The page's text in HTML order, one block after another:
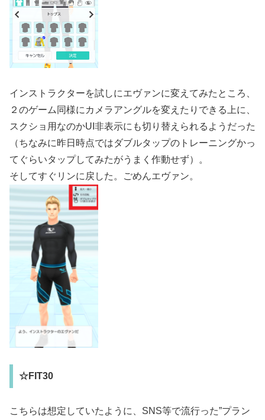
インストラクターを試しにエヴァンに変えてみたところ、
２のゲーム同様にカメラアングルを変えたりできる上に、
スクショ用なのかUI非表示にも切り替えられるようだった
（ちなみに昨日時点ではダブルタップのトレーニングかっ
てぐらいタップしてみたがうまく作動せず）。
そしてすぐリンに戻した。ごめんエヴァン。
☆FIT30
こちらは想定していたように、SNS等で流行った”プラン